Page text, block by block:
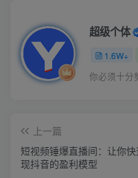
超级个体
1.6W+
你必须十分
上一篇
短视频锤爆直播间：让你
现抖音的盈利模型